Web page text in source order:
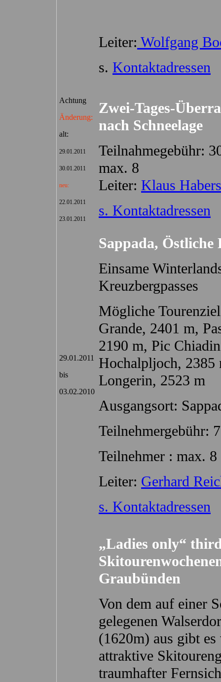
Leiter: Wolfgang
s. Kontaktadressen
Achtung
Änderung:
alt:
29.01.2011
30.01.2011
neu:
22.01.2011
23.01.2011
Zwei-Tages-
nach Schneelage
Teilnahmegebühr:
max. 8
Leiter: Klaus
s. Kontaktadressen
29.01.2011
bis
03.02.2010
Sappada, Östliche
Einsame
Kreuzbergpasses
Mögliche
Grande, 2401 m,
2190 m, Pic
Hochalpljoch, 2385
Longerin, 2523 m
Ausgangsort:
Teilnehmergebühr:
Teilnehmer : max. 8
Leiter: Gerhard
s. Kontaktadressen
„Ladies only“
Graubünden
Von dem auf einer
gelegenen
(1620m) aus gibt es
attraktive
traumhafter